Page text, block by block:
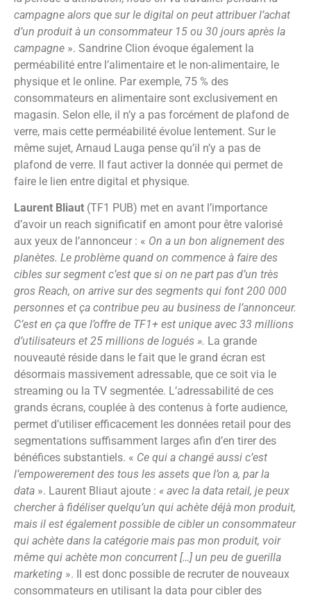
campagne alors que sur le digital on peut attribuer l’achat
d’un produit à un consommateur 15 ou 30 jours après la
campagne ». Sandrine Clion évoque également la
perméabilité entre l’alimentaire et le non-alimentaire, le
physique et le online. Par exemple, 75 % des
consommateurs en alimentaire sont exclusivement en
magasin. Selon elle, il n’y a pas forcément de plafond de
verre, mais cette perméabilité évolue lentement. Sur le
même sujet, Arnaud Lauga pense qu’il n’y a pas de
plafond de verre. Il faut activer la donnée qui permet de
faire le lien entre digital et physique.
Laurent Bliaut (TF1 PUB) met en avant l’importance
d’avoir un reach significatif en amont pour être valorisé
aux yeux de l’annonceur : « On a un bon alignement des
planètes. Le problème quand on commence à faire des
cibles sur segment c’est que si on ne part pas d’un très
gros Reach, on arrive sur des segments qui font 200 000
personnes et ça contribue peu au business de l’annonceur.
C’est en ça que l’offre de TF1+ est unique avec 33 millions
d’utilisateurs et 25 millions de logués ». La grande
nouveauté réside dans le fait que le grand écran est
désormais massivement adressable, que ce soit via le
streaming ou la TV segmentée. L’adressabilité de ces
grands écrans, couplée à des contenus à forte audience,
permet d’utiliser efficacement les données retail pour des
segmentations suffisamment larges afin d’en tirer des
bénéfices substantiels. « Ce qui a changé aussi c’est
l’empowerement des tous les assets que l’on a, par la
data ». Laurent Bliaut ajoute : « avec la data retail, je peux
chercher à fidéliser quelqu’un qui achète déjà mon produit,
mais il est également possible de cibler un consommateur
qui achète dans la catégorie mais pas mon produit, voir
même qui achète mon concurrent […] un peu de guerilla
marketing ». Il est donc possible de recruter de nouveaux
consommateurs en utilisant la data pour cibler des